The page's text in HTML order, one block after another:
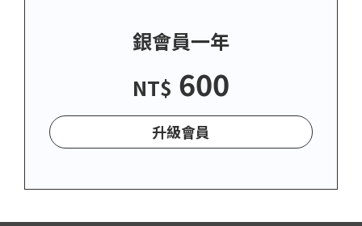
銀會員一年
NT$ 600
升級會員